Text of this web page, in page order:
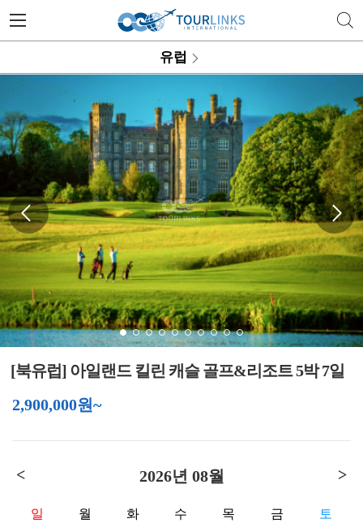
투어링스 | 행복한 골프 여행의
유럽
[북유럽] 아일랜드 킬린 캐슬 골프&리조트 5박 7일
2,900,000원~
< 2026년 08월 >
일 월 화 수 목 금 토